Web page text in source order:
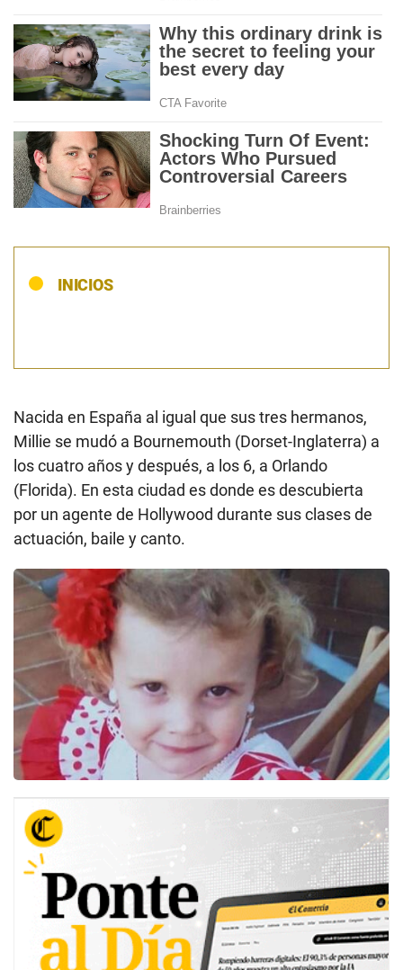
INICIOS
Nacida en España al igual que sus tres hermanos,
Millie se mudó a Bournemouth (Dorset-Inglaterra) a
los cuatro años y después, a los 6, a Orlando
(Florida). En esta ciudad es donde es descubierta
por un agente de Hollywood durante sus clases de
actuación, baile y canto.